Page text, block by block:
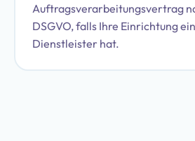
Auftragsverarbeitungsvertrag
DSGVO, falls Ihre Einrichtung
Dienstleister hat.